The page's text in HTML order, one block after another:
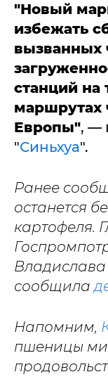
"Новый
избежать
вызванных
станций на
маршрутах
Европы", —
"Синьхуа".
Ранее
останется
картофеля.
сообщила
Напомним,
пшеницы